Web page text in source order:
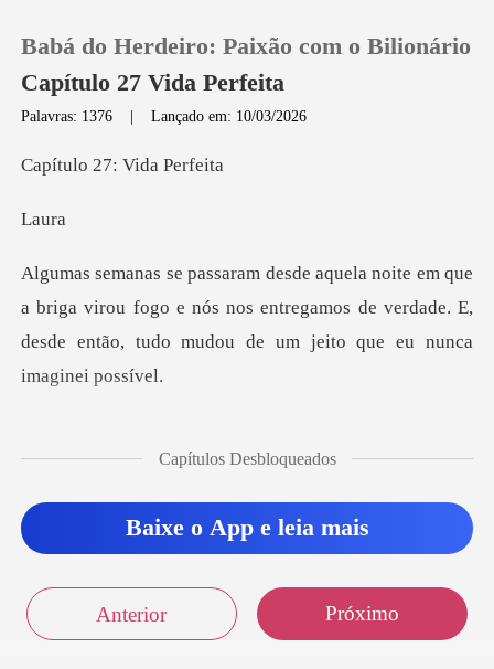
Babá do Herdeiro: Paixão com o Bilionário
Capítulo 27 Vida Perfeita
Palavras: 1376 |Lançado em: 10/03/2026
27: Vid
a
iga virou fogo e nós nos entregamos de verdade. E,
desde e
lacionamento, mesmo que ainda fosse secreto. O
Capítulos Desbloqueados
Baixe o App e leia mais
Anterior Próximo